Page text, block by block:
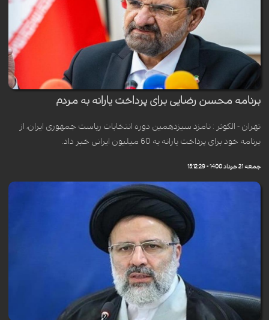
برنامه محسن رضایی برای پرداخت یارانه به مردم
تهران - الکوثر : نامزد سیزدهمین دوره انتخابات ریاست جمهوری ایران، از
برنامه خود برای پرداخت یارانه به 60 میلیون ایرانی خبر داد.
جمعه 21 خرداد 1400 - 15:12:29